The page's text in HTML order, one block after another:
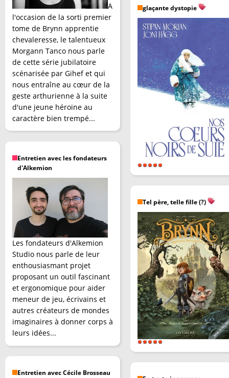
A
l'occasion de la sorti premier
tome de Brynn apprentie
chevaleresse, le talentueux
Morgann Tanco nous parle
de cette série jubilatoire
scénarisée par Gihef et qui
nous entraîne au cœur de la
geste arthurienne à la suite
d'une jeune héroïne au
caractère bien trempé...
Entretien avec les fondateurs
d'Alkemion
Les fondateurs d'Alkemion
Studio nous parle de leur
enthousiasmant projet
proposant un outil fascinant
et ergonomique pour aider
meneur de jeu, écrivains et
autres créateurs de mondes
imaginaires à donner corps à
leurs idées...
Entretien avec Cécile Brosseau
glaçante dystopie
Tel père, telle fille (?)